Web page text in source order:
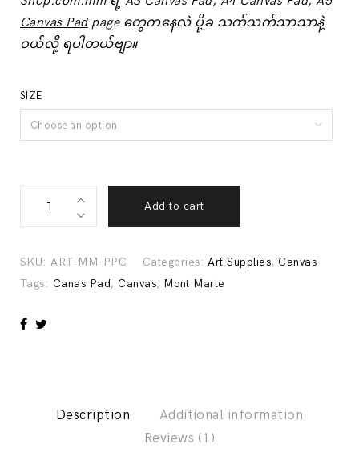
Canvas Padpage တွေကနေလဲ ပို့ခ သက်သက်သာသာနဲ့
ဝယ်လို့ ရပါတယ်ဗျာ။
SIZE
Choose an option
Mont
Marte
Add to cart
SKU:ART-MM-PPC Categories:Art Supplies, Canvas
Tags: Canas Pad, Canvas, Mont Marte
Description
Additional information
Reviews (1)